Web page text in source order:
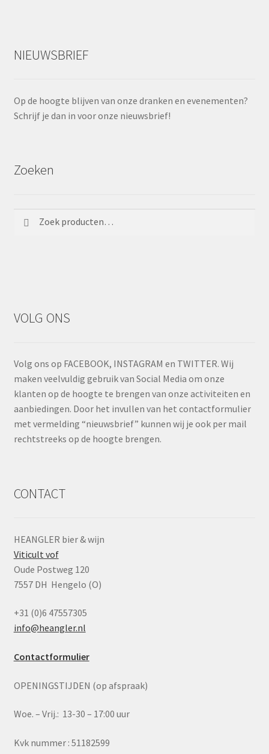
NIEUWSBRIEF
Op de hoogte blijven van onze dranken en evenementen?
Schrijf je dan in voor onze nieuwsbrief!
Zoeken
naar:
VOLG ONS
Volg ons op FACEBOOK, INSTAGRAM en TWITTER. Wij
maken veelvuldig gebruik van Social Media om onze
klanten op de hoogte te brengen van onze activiteiten en
aanbiedingen. Door het invullen van het contactformulier
met vermelding “nieuwsbrief” kunnen wij je ook per mail
rechtstreeks op de hoogte brengen.
CONTACT
HEANGLER bier & wijn
Viticult vof
Oude Postweg 120
7557 DH Hengelo (O)
+31 (0)6 47557305
info@heangler.nl
Contactformulier
OPENINGSTIJDEN (op afspraak)
Woe. – Vrij.: 13-30 – 17:00 uur
Kvk nummer : 51182599